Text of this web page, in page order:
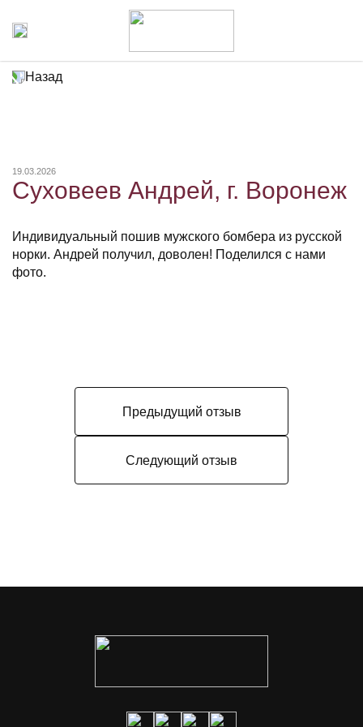
Назад
19.03.2026
Суховеев Андрей, г. Воронеж
Индивидуальный пошив мужского бомбера из русской
норки. Андрей получил, доволен! Поделился с нами
фото.
Предыдущий отзыв
Следующий отзыв